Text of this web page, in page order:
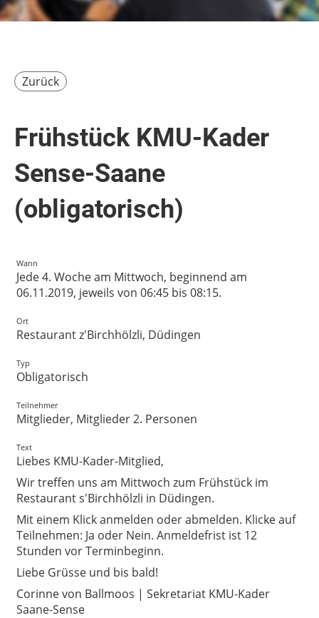
Zurück
Frühstück KMU-Kader
Sense-Saane
(obligatorisch)
Wann
Jede 4. Woche am Mittwoch, beginnend am
06.11.2019, jeweils von 06:45 bis 08:15.
Ort
Restaurant z'Birchhölzli, Düdingen
Typ
Obligatorisch
Teilnehmer
Mitglieder, Mitglieder 2. Personen
Text
Liebes KMU-Kader-Mitglied,
Wir treffen uns am Mittwoch zum Frühstück im
Restaurant s'Birchhölzli in Düdingen.
Mit einem Klick anmelden oder abmelden. Klicke auf
Teilnehmen: Ja oder Nein. Anmeldefrist ist 12
Stunden vor Terminbeginn.
Liebe Grüsse und bis bald!
Corinne von Ballmoos | Sekretariat KMU-Kader
Saane-Sense